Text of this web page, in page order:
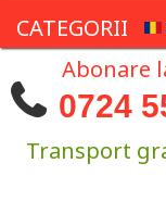
CATEGORII
Abonare
0724
Transport